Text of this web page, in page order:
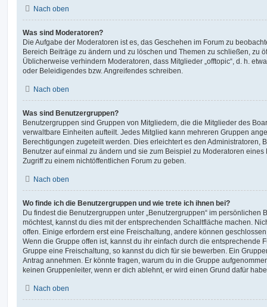
Nach oben
Was sind Moderatoren?
Die Aufgabe der Moderatoren ist es, das Geschehen im Forum zu
Bereich Beiträge zu ändern und zu löschen und Themen zu schließen, zu
Üblicherweise verhindern Moderatoren, dass Mitglieder „offtopic“, d. h.
oder Beleidigendes bzw. Angreifendes schreiben.
Nach oben
Was sind Benutzergruppen?
Benutzergruppen sind Gruppen von Mitgliedern, die die Mitglieder des
verwaltbare Einheiten aufteilt. Jedes Mitglied kann mehreren Gruppen
Berechtigungen zugeteilt werden. Dies erleichtert es den Administratoren,
Benutzer auf einmal zu ändern und sie zum Beispiel zu Moderatoren
Zugriff zu einem nichtöffentlichen Forum zu geben.
Nach oben
Wo finde ich die Benutzergruppen und wie trete ich ihnen bei?
Du findest die Benutzergruppen unter „Benutzergruppen“ im persönlichen
möchtest, kannst du dies mit der entsprechenden Schaltfläche machen.
offen. Einige erfordern erst eine Freischaltung, andere können
Wenn die Gruppe offen ist, kannst du ihr einfach durch die entsprechende
Gruppe eine Freischaltung, so kannst du dich für sie bewerben. Ein
Antrag annehmen. Er könnte fragen, warum du in die Gruppe
keinen Gruppenleiter, wenn er dich ablehnt, er wird einen Grund dafür
Nach oben